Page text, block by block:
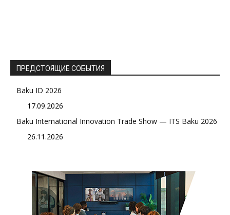
ПРЕДСТОЯЩИЕ СОБЫТИЯ
Baku ID 2026
17.09.2026
Baku International Innovation Trade Show — ITS Baku 2026
26.11.2026